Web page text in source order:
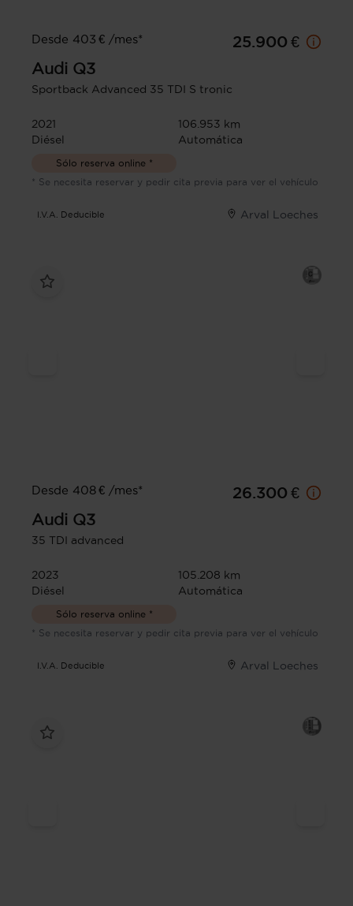
Desde 403 € /mes*
25.900 €
Audi Q3
Sportback Advanced 35 TDI S tronic
2021
106.953 km
Diésel
Automática
Sólo reserva online *
* Se necesita reservar y pedir cita previa para ver el vehículo
I.V.A. Deducible Arval Loeches
Desde 408 € /mes*
26.300 €
Audi Q3
35 TDI advanced
2023
105.208 km
Diésel
Automática
Sólo reserva online *
* Se necesita reservar y pedir cita previa para ver el vehículo
I.V.A. Deducible Arval Loeches